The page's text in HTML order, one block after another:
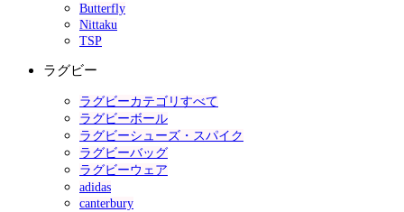
Butterfly
Nittaku
TSP
ラグビー
ラグビーカテゴリすべて
ラグビーボール
ラグビーシューズ・スパイク
ラグビーバッグ
ラグビーウェア
adidas
canterbury